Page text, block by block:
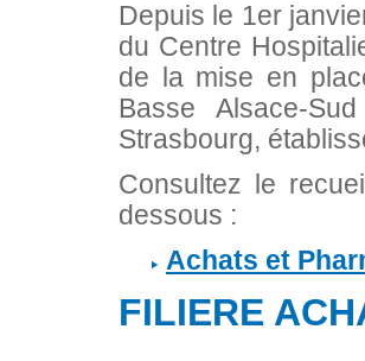
Depuis le 1er
du Centre
de la mise en
Basse Alsace-
Strasbourg,
Consultez le
dessous :
Achats et
FILIERE